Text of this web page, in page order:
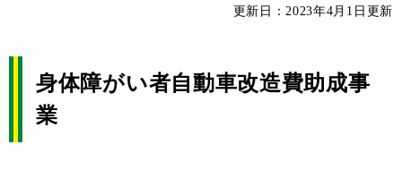
更新日：2023年4月1日更新
身体障がい者自動車改造費助成事
業